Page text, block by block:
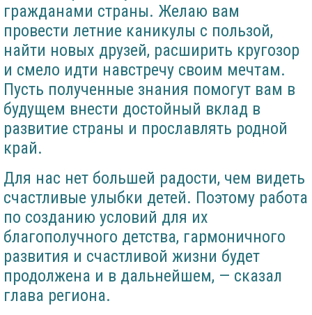
гражданами страны. Желаю вам
провести летние каникулы с пользой,
найти новых друзей, расширить кругозор
и смело идти навстречу своим мечтам.
Пусть полученные знания помогут вам в
будущем внести достойный вклад в
развитие страны и прославлять родной
край.
Для нас нет большей радости, чем видеть
счастливые улыбки детей. Поэтому работа
по созданию условий для их
благополучного детства, гармоничного
развития и счастливой жизни будет
продолжена и в дальнейшем, — сказал
глава региона.